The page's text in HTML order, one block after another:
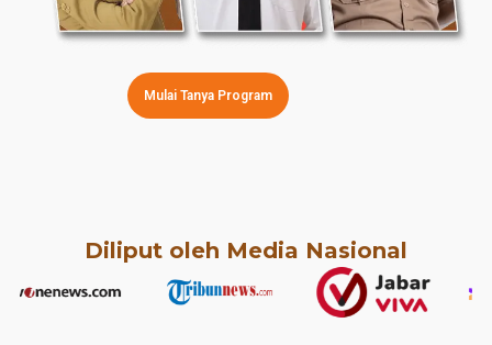
Mulai Tanya Program
Diliput oleh Media Nasional